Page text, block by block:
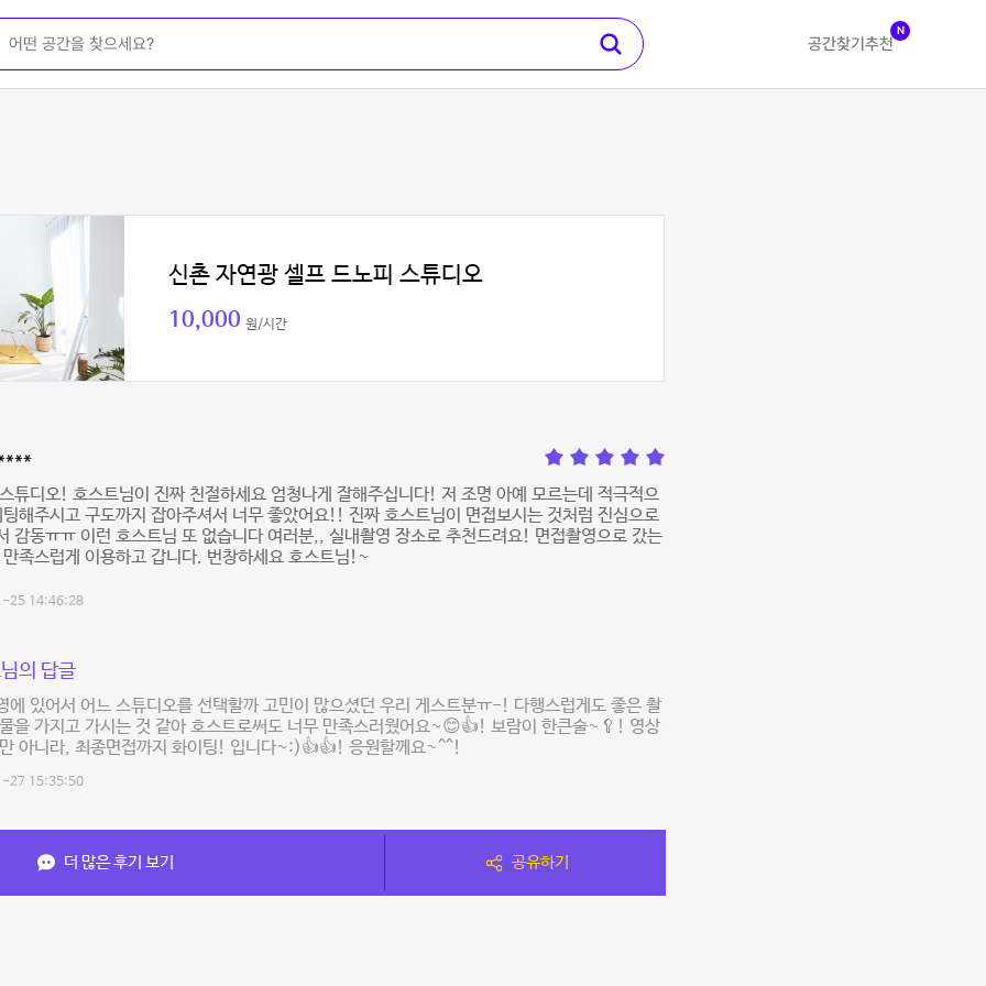
공간찾기 추천
N
신촌 자연광 셀프 드노피 스튜디오
10,000 원/시간
튜디오! 호스트님이 진짜 친절하세요 엄청나게 잘해주십니다! 저 조명 아예 모르는데 적극적으
해주시고 구도까지 잡아주셔서 너무 좋았어요!! 진짜 호스트님이 면접보시는 것처럼 진심으로
감동ㅠㅠ 이런 호스트님 또 없습니다 여러분,, 실내촬영 장소로 추천드려요! 면접촬영으로 갔는
족스럽게 이용하고 갑니다. 번창하세요 호스트님!~
25 14:46:28
의 답글
에 있어서 어느 스튜디오를 선택할까 고민이 많으셨던 우리 게스트분ㅠ-! 다행스럽게도 좋은 촬
을 가지고 가시는 것 같아 호스트로써도 너무 만족스러웠어요~😊👍! 보람이 한큰술~🥄! 영상
아니라, 최종면접까지 화이팅! 입니다~:)👍👍! 응원할께요~^^!
27 15:35:50
더 많은 후기 보기 공유하기